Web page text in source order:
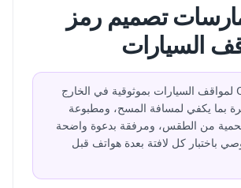
تصميم رمز
تُمسح رموز QR لمواقف السيارات بموثوقية في الخارج
بما يكفي لمسافة المسح، ومطبوعة
من الطقس، ومرفقة بدعوة واضحة
باختبار كل لافتة بعدة هواتف قبل